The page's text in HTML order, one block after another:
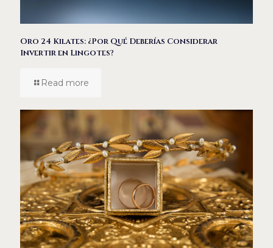
Oro 24 Kilates: ¿Por Qué Deberías Considerar
Invertir en Lingotes?
Read more